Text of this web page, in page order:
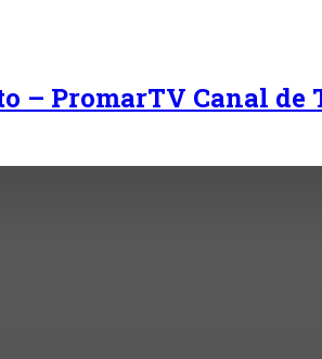
– PromarTV Canal de